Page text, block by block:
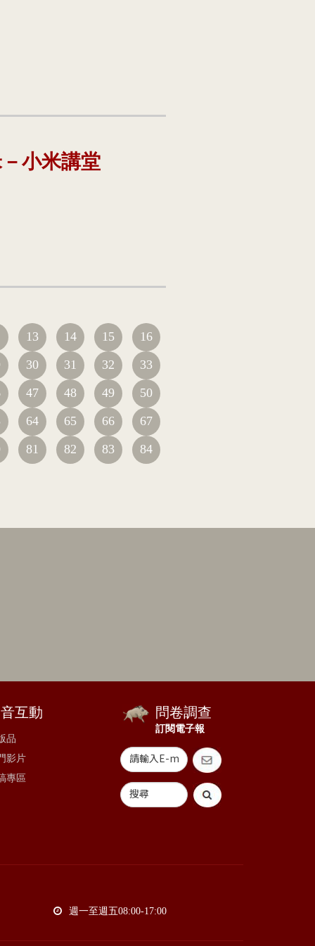
小米講堂
13 14 15
16
30 31 32
33
47 48 49
50
64 65 66
67
81 82 83 84
互動
品
影片
專區
問卷調查
訂閱電子報
週一至週五08:00-17:00